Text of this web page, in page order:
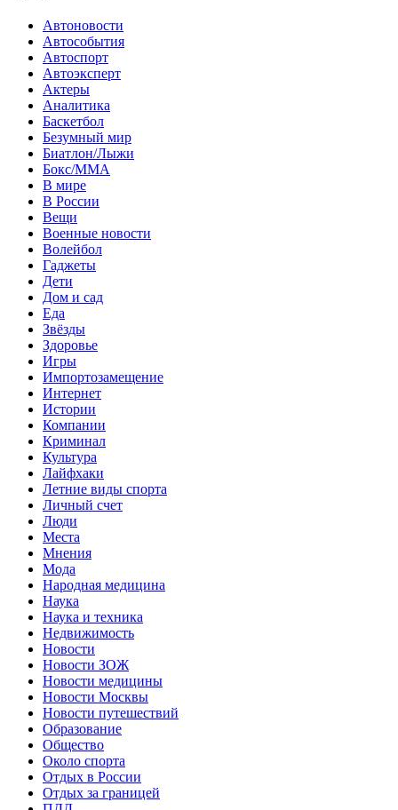
Автоновости
Автособытия
Автоспорт
Автоэксперт
Актеры
Аналитика
Баскетбол
Безумный мир
Биатлон/Лыжи
Бокс/MMA
В мире
В России
Вещи
Военные новости
Волейбол
Гаджеты
Дети
Дом и сад
Еда
Звёзды
Здоровье
Игры
Импортозамещение
Интернет
Истории
Компании
Криминал
Культура
Лайфхаки
Летние виды спорта
Личный счет
Люди
Места
Мнения
Мода
Народная медицина
Наука
Наука и техника
Недвижимость
Новости
Новости ЗОЖ
Новости медицины
Новости Москвы
Новости путешествий
Образование
Общество
Около спорта
Отдых в России
Отдых за границей